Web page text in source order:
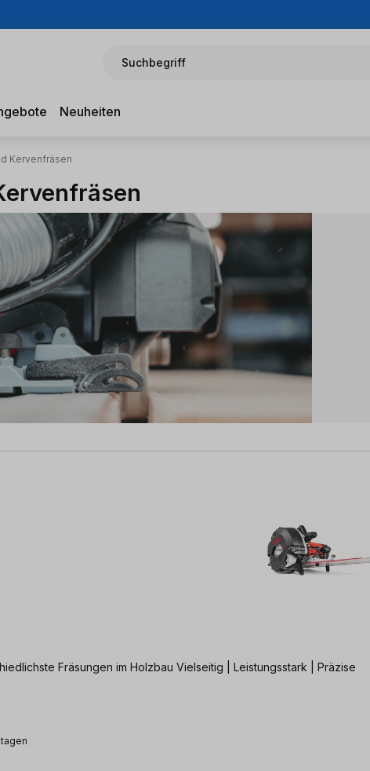
Suchbegriff
Neuheiten
Kervenfräsen
Flexibler Allrounder für unterschiedlichste Fräsungen im Holzbau Vielseitig | Leistungsstark | Präzise